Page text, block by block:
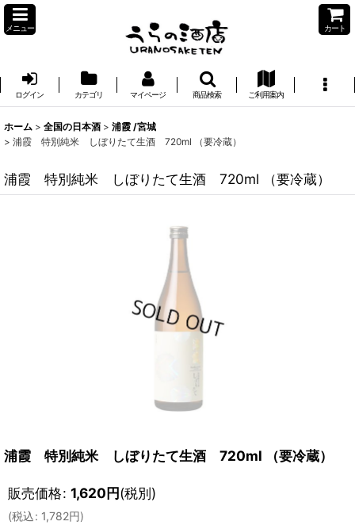
メニュー カート
ログイン カテゴリ マイページ 商品検索 ご利用案内
ホーム > 全国の日本酒 > 浦霞 /宮城
> 浦霞 特別純米 しぼりたて生酒 720ml （要冷蔵）
浦霞 特別純米 しぼりたて生酒 720ml （要冷蔵）
浦霞 特別純米 しぼりたて生酒 720ml （要冷蔵）
販売価格: 1,620円(税別)
(税込: 1,782円)